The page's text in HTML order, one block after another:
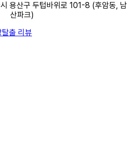
용산구 두텁바위로 101-8 (후암동, 남
산파크)
탈출 리뷰